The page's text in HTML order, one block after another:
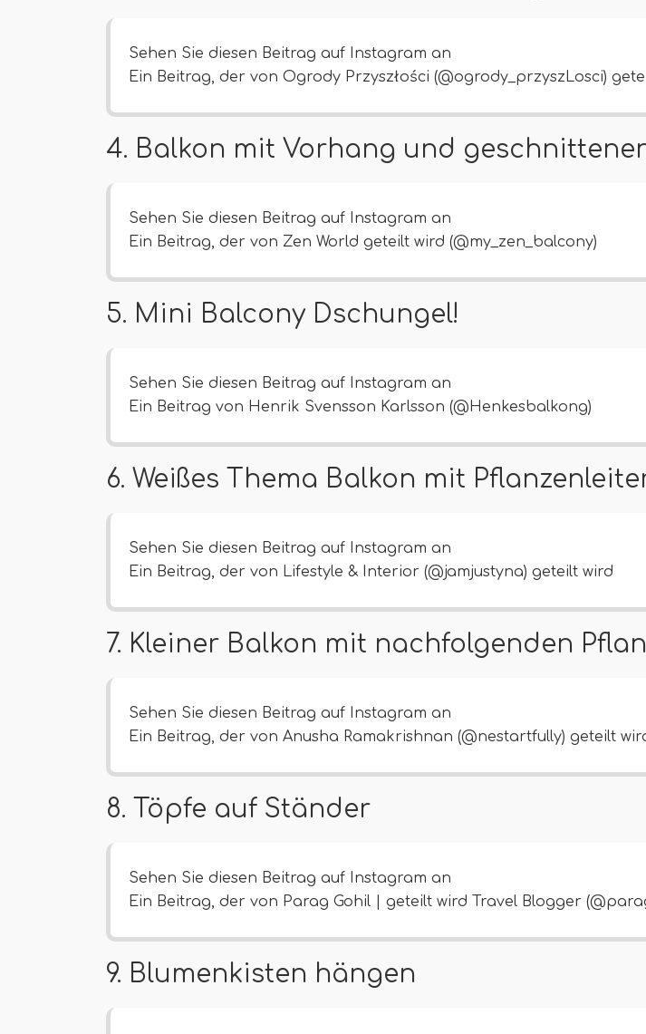
Sehen Sie diesen Beitrag auf Instagram an
Ein Beitrag, der von Ogrody Przyszłości (@ogrody_przyszLosci)
4. Balkon mit Vorhang und
Sehen Sie diesen Beitrag auf Instagram an
Ein Beitrag, der von Zen World geteilt wird (@my_zen_balcony)
5. Mini Balcony Dschungel!
Sehen Sie diesen Beitrag auf Instagram an
Ein Beitrag von Henrik Svensson Karlsson (@Henkesbalkong)
6. Weißes Thema Balkon mit
Sehen Sie diesen Beitrag auf Instagram an
Ein Beitrag, der von Lifestyle & Interior (@jamjustyna) geteilt wird
7. Kleiner Balkon mit nachfolgenden
Sehen Sie diesen Beitrag auf Instagram an
Ein Beitrag, der von Anusha Ramakrishnan (@nestartfully) geteilt
8. Töpfe auf Ständer
Sehen Sie diesen Beitrag auf Instagram an
Ein Beitrag, der von Parag Gohil | geteilt wird Travel Blogger
9. Blumenkisten hängen